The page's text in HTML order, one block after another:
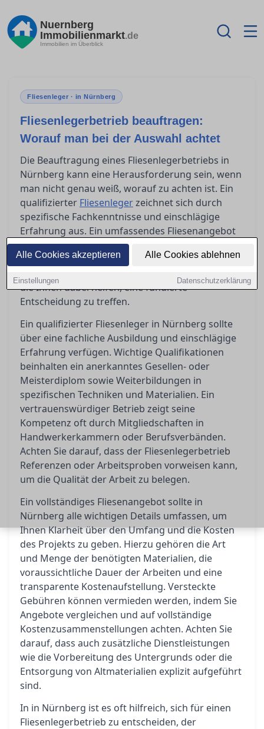
Alle Cookies akzeptieren Alle Cookies ablehnen
Einstellungen Datenschutzerklärung
Nuernberg
Immobilienmarkt.de
Immobilien im Überblick
Fliesenleger · in Nürnberg
Fliesenlegerbetrieb beauftragen:
Worauf man bei der Auswahl achtet
Die Beauftragung eines Fliesenlegerbetriebs in
Nürnberg kann eine Herausforderung sein, wenn
man nicht genau weiß, worauf zu achten ist. Ein
qualifizierter Fliesenlegerzeichnet sich durch
spezifische Fachkenntnisse und einschlägige
Erfahrung aus. Ein umfassendes Fliesenangebot
sollte alle relevanten Dienstleistungen und Kosten
enthalten, um unliebsame Überraschungen zu
die Ihnen dabei helfen, eine fundierte
Entscheidung zu treffen.
Ein qualifizierter Fliesenleger in Nürnberg sollte
über eine fachliche Ausbildung und einschlägige
Erfahrung verfügen. Wichtige Qualifikationen
beinhalten ein anerkanntes Gesellen- oder
Meisterdiplom sowie Weiterbildungen in
spezifischen Techniken und Materialien. Ein
vertrauenswürdiger Betrieb zeigt seine
Kompetenz oft durch Mitgliedschaften in
Handwerkerkammern oder Berufsverbänden.
Achten Sie darauf, dass der Fliesenlegerbetrieb
Referenzen oder Arbeitsproben vorweisen kann,
um die Qualität der Arbeit zu belegen.
Ein vollständiges Fliesenangebot sollte in
Nürnberg alle wichtigen Details umfassen, um
Ihnen Klarheit über den Umfang und die Kosten
des Projekts zu geben. Hierzu gehören die Art
und Menge der benötigten Materialien, die
voraussichtliche Dauer der Arbeiten und eine
transparente Kostenaufstellung. Versteckte
Gebühren können vermieden werden, indem Sie
Angebote vergleichen und auf vollständige
Kostenzusammenstellungen achten. Achten Sie
darauf, dass auch zusätzliche Dienstleistungen
wie die Vorbereitung des Untergrunds oder die
Entsorgung von Altmaterialien explizit aufgeführt
sind.
In in Nürnberg ist es oft hilfreich, sich für einen
Fliesenlegerbetrieb zu entscheiden, der